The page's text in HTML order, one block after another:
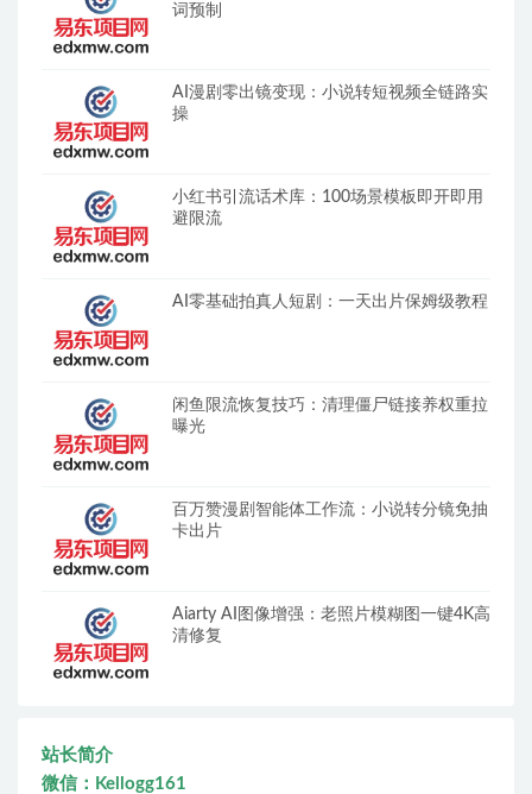
词预制
AI漫剧零出镜变现：小说转短视频全链路实
操
小红书引流话术库：100场景模板即开即用
避限流
AI零基础拍真人短剧：一天出片保姆级教程
闲鱼限流恢复技巧：清理僵尸链接养权重拉
曝光
百万赞漫剧智能体工作流：小说转分镜免抽
卡出片
Aiarty AI图像增强：老照片模糊图一键4K高
清修复
站长简介
微信：Kellogg161